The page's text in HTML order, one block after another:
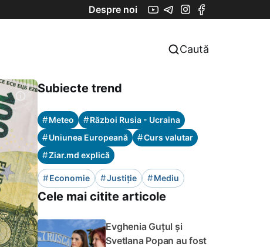
Despre noi
Caută
Subiecte trend
#Meteo #Război Rusia - Ucraina
#Uniunea Europeană #Curs valutar
#Ziar.md explică
#Economie #Justiție #Mediu
Cele mai citite articole
Evghenia Guțul și
Svetlana Popan au fost